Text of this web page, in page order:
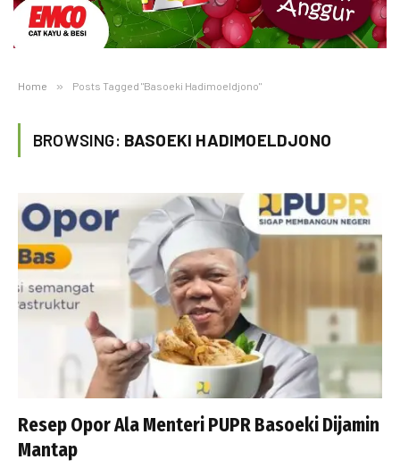
Home » Posts Tagged "Basoeki Hadimoeldjono"
BROWSING: BASOEKI HADIMOELDJONO
Resep Opor Ala Menteri PUPR Basoeki Dijamin
Mantap